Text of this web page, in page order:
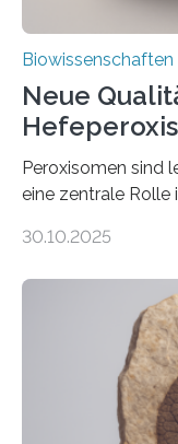
Biowissenschaften
Neue
Peroxisomen sind
eine zentrale
erfüllen können,
der Ruhr-
und Dr. Ismaila
unbekannten
peroxisomalen
Saccharomyces
Funktionsfähigkeit
30.10.2025